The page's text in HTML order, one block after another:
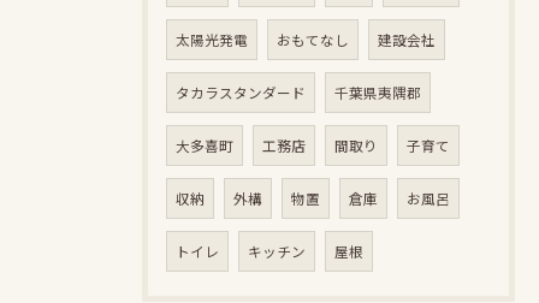
太陽光発電 おもてなし 建設会社
タカラスタンダード 千葉県夷隅郡
大多喜町 工務店 間取り 子育て
収納 外構 物置 倉庫 お風呂
トイレ キッチン 屋根